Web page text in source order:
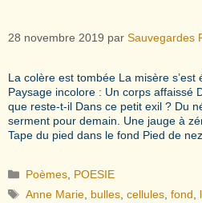
28 novembre 2019 par Sauvegardes
La colère est tombée La misère
Paysage incolore : Un corps affaissé
que reste-t-il Dans ce petit exil ? Du
serment pour demain. Une jauge à
Tape du pied dans le fond Pied de
Catégories
Poèmes POESIE
Étiquettes
Anne Marie bulles ,cellules ,fond